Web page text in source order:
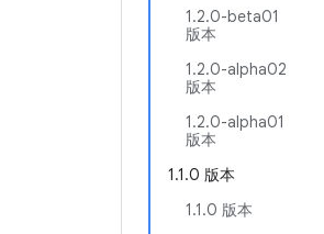
1.2.0-beta01
版本
1.2.0-alpha02
版本
1.2.0-alpha01
版本
1.1.0 版本
1.1.0 版本